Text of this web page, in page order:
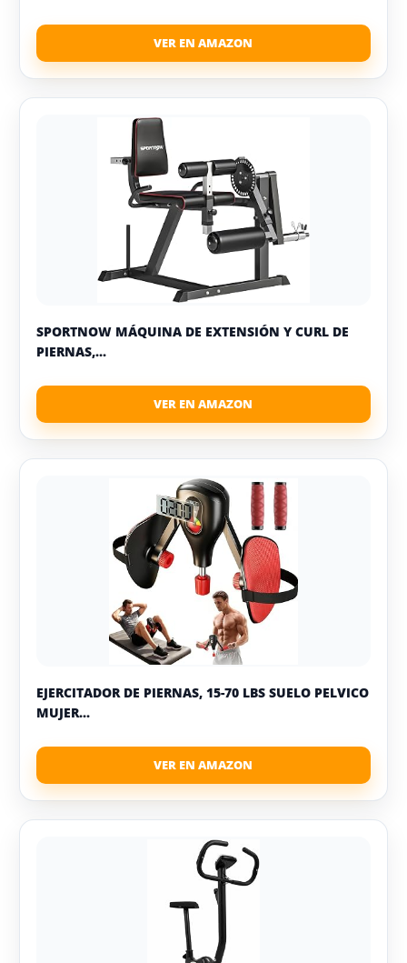
SPORTNOW MÁQUINA DE EXTENSIÓN Y CURL DE
PIERNAS,...
EJERCITADOR DE PIERNAS, 15-70 LBS SUELO PELVICO
MUJER...